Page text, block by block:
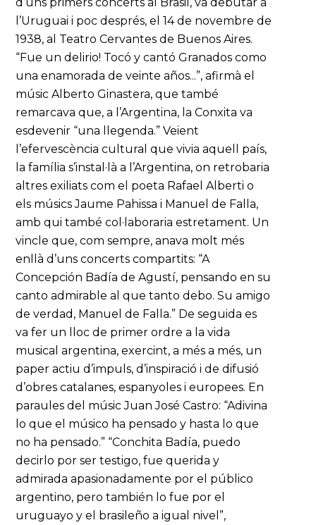
l’Uruguai i poc després, el 14 de novembre de
1938, al Teatro Cervantes de Buenos Aires.
“Fue un delirio! Tocó y cantó Granados como
una enamorada de veinte años...”, afirmà el
músic Alberto Ginastera, que també
remarcava que, a l’Argentina, la Conxita va
esdevenir “una llegenda.” Veient
l’efervescència cultural que vivia aquell país,
la família s’instal·là a l’Argentina, on retrobaria
altres exiliats com el poeta Rafael Alberti o
els músics Jaume Pahissa i Manuel de Falla,
amb qui també col·laboraria estretament. Un
vincle que, com sempre, anava molt més
enllà d’uns concerts compartits: “A
Concepción Badía de Agustí, pensando en su
canto admirable al que tanto debo. Su amigo
de verdad, Manuel de Falla.” De seguida es
va fer un lloc de primer ordre a la vida
musical argentina, exercint, a més a més, un
paper actiu d’impuls, d’inspiració i de difusió
d’obres catalanes, espanyoles i europees. En
paraules del músic Juan José Castro: “Adivina
lo que el músico ha pensado y hasta lo que
no ha pensado.” “Conchita Badía, puedo
decirlo por ser testigo, fue querida y
admirada apasionadamente por el público
argentino, pero también lo fue por el
uruguayo y el brasileño a igual nivel”,